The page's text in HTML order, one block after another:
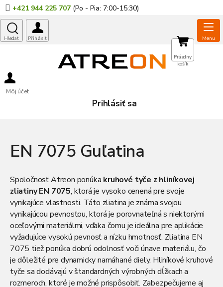
Prejsť
na
obsah
+421 944 225 707
Môj účet
Prihlásiť sa
NÁKUPNÝ
KOŠÍK
Prázdny
košík
EN 7075 Guľatina
Spoločnosť Atreon ponúka kruhové tyče z hliníkovej
zliatiny EN 7075, ktorá je vysoko cenená pre svoje
vynikajúce vlastnosti. Táto zliatina je známa svojou
vynikajúcou pevnosťou, ktorá je porovnateľná s niektorými
oceľovými materiálmi, vďaka čomu je ideálna pre aplikácie
vyžadujúce vysokú pevnosť a nízku hmotnosť. Zliatina EN
7075 tiež ponúka dobrú odolnosť voči únave materiálu, čo
je dôležité pre dynamicky namáhané diely. Hliníkové kruhové
tyče sa dodávajú v štandardných výrobných dĺžkach a
rozmeroch, ktoré je možné prispôsobiť. Zabezpečujeme aj